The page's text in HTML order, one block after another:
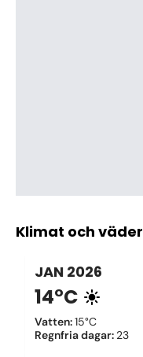
Klimat och väder
JAN 2026
14°C
Vatten:15°C
Regnfria dagar: 23